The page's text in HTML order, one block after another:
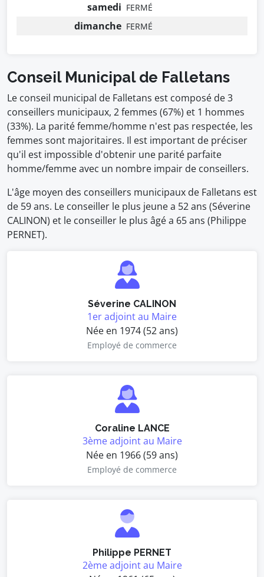
samedi FERMÉ
dimanche FERMÉ
Conseil Municipal de Falletans
Le conseil municipal de Falletans est composé de 3
conseillers municipaux, 2 femmes (67%) et 1 hommes
(33%). La parité femme/homme n'est pas respectée, les
femmes sont majoritaires. Il est important de préciser
qu'il est impossible d'obtenir une parité parfaite
homme/femme avec un nombre impair de conseillers.
L'âge moyen des conseillers municipaux de Falletans est
de 59 ans. Le conseiller le plus jeune a 52 ans (Séverine
CALINON) et le conseiller le plus âgé a 65 ans (Philippe
PERNET).
Séverine CALINON
1er adjoint au Maire
Née en 1974 (52 ans)
Employé de commerce
Coraline LANCE
3ème adjoint au Maire
Née en 1966 (59 ans)
Employé de commerce
Philippe PERNET
2ème adjoint au Maire